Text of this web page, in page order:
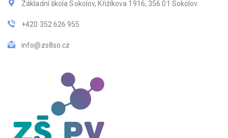
Základní škola Sokolov, Křižíkova 1916, 356 01 Sokolov
+420 352 626 955
info@zs8so.cz